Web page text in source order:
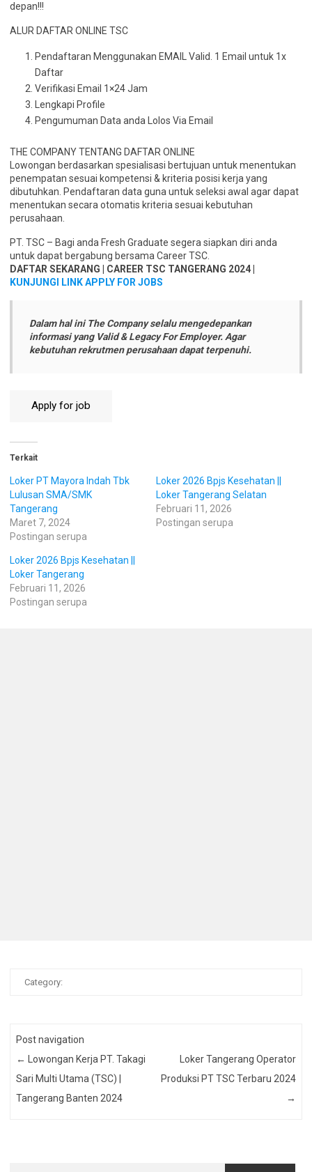
depan!!!
ALUR DAFTAR ONLINE TSC
Pendaftaran Menggunakan EMAIL Valid. 1 Email untuk 1x
Daftar
Verifikasi Email 1×24 Jam
Lengkapi Profile
Pengumuman Data anda Lolos Via Email
THE COMPANY TENTANG DAFTAR ONLINE
Lowongan berdasarkan spesialisasi bertujuan untuk menentukan
penempatan sesuai kompetensi & kriteria posisi kerja yang
dibutuhkan. Pendaftaran data guna untuk seleksi awal agar dapat
menentukan secara otomatis kriteria sesuai kebutuhan
perusahaan.
PT. TSC – Bagi anda Fresh Graduate segera siapkan diri anda
untuk dapat bergabung bersama Career TSC.
DAFTAR SEKARANG | CAREER TSC TANGERANG 2024 |
KUNJUNGI LINK APPLY FOR JOBS
Dalam hal ini The Company selalu mengedepankan
informasi yang Valid & Legacy For Employer. Agar
kebutuhan rekrutmen perusahaan dapat terpenuhi.
Terkait
Loker PT Mayora Indah Tbk
Lulusan SMA/SMK
Tangerang
Maret 7, 2024
Postingan serupa
Loker 2026 Bpjs Kesehatan ||
Loker Tangerang Selatan
Februari 11, 2026
Postingan serupa
Loker 2026 Bpjs Kesehatan ||
Loker Tangerang
Februari 11, 2026
Postingan serupa
Category:
Post navigation
←
Lowongan Kerja PT. Takagi
Sari Multi Utama (TSC) |
Tangerang Banten 2024
Loker Tangerang Operator
Produksi PT TSC Terbaru 2024
→